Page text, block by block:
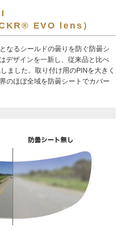
EVO lens）
なるシールドの曇りを防ぐ防曇シ
デザインを一新し、従来品と比べ
ました。取り付け用のPINを大きく
のほぼ全域を防曇シートでカバー